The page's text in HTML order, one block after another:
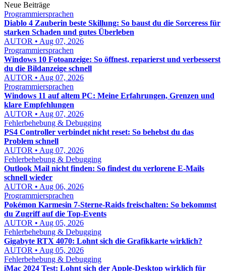
Neue Beiträge
Programmiersprachen
Diablo 4 Zauberin beste Skillung: So baust du die Sorceress für
starken Schaden und gutes Überleben
AUTOR • Aug 07, 2026
Programmiersprachen
Windows 10 Fotoanzeige: So öffnest, reparierst und verbesserst
du die Bildanzeige schnell
AUTOR • Aug 07, 2026
Programmiersprachen
Windows 11 auf altem PC: Meine Erfahrungen, Grenzen und
klare Empfehlungen
AUTOR • Aug 07, 2026
Fehlerbehebung & Debugging
PS4 Controller verbindet nicht reset: So behebst du das
Problem schnell
AUTOR • Aug 07, 2026
Fehlerbehebung & Debugging
Outlook Mail nicht finden: So findest du verlorene E-Mails
schnell wieder
AUTOR • Aug 06, 2026
Programmiersprachen
Pokémon Karmesin 7-Sterne-Raids freischalten: So bekommst
du Zugriff auf die Top-Events
AUTOR • Aug 05, 2026
Fehlerbehebung & Debugging
Gigabyte RTX 4070: Lohnt sich die Grafikkarte wirklich?
AUTOR • Aug 05, 2026
Fehlerbehebung & Debugging
iMac 2024 Test: Lohnt sich der Apple-Desktop wirklich für